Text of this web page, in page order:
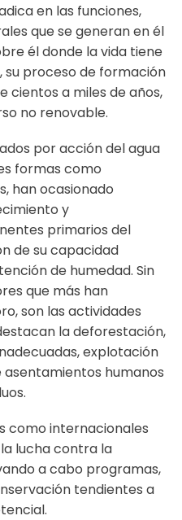
en las funciones,
que se generan en él
él donde la vida tiene
su proceso de formación
cientos a miles de años,
no renovable.
por acción del agua
formas como
han ocasionado
y
primarios del
de su capacidad
de humedad. Sin
que más han
son las actividades
la deforestación,
explotación
humanos
como internacionales
lucha contra la
a cabo programas,
tendientes a